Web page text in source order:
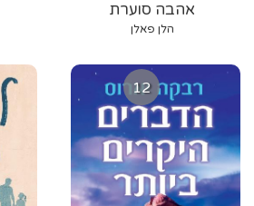
אהבה סוערת
הלן פאלן
12